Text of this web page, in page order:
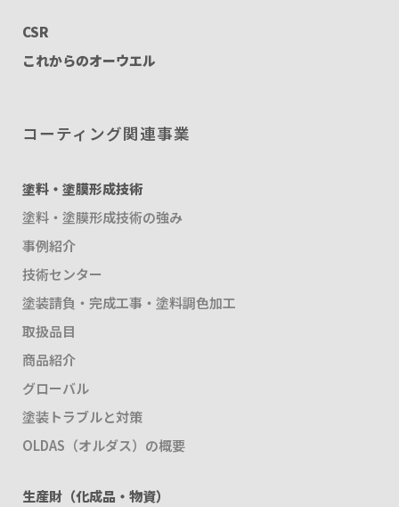
CSR
これからのオーウエル
コーティング関連事業
塗料・塗膜形成技術
塗料・塗膜形成技術の強み
事例紹介
技術センター
塗装請負・完成工事・塗料調色加工
取扱品目
商品紹介
グローバル
塗装トラブルと対策
OLDAS（オルダス）の概要
生産財（化成品・物資）